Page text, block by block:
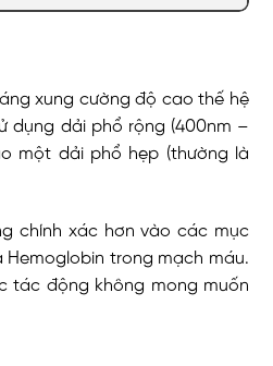
xung cường độ cao thế hệ
dụng dải phổ rộng (400nm –
một dải phổ hẹp (thường là
chính xác hơn vào các mục
trong mạch máu.
tác động không mong muốn